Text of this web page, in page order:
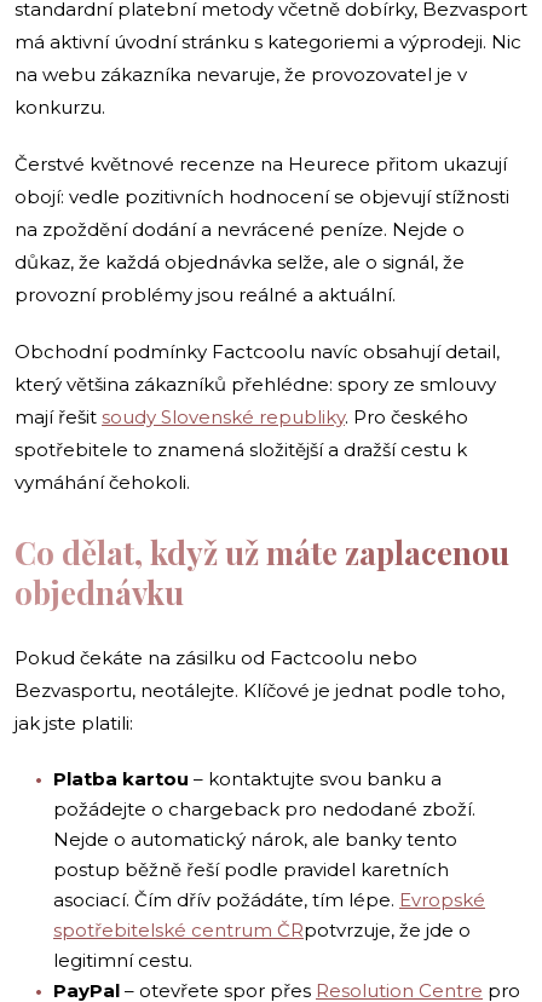
standardní platební metody včetně dobírky, Bezvasport
má aktivní úvodní stránku s kategoriemi a výprodeji. Nic
na webu zákazníka nevaruje, že provozovatel je v
konkurzu.
Čerstvé květnové recenze na Heurece přitom ukazují
obojí: vedle pozitivních hodnocení se objevují stížnosti
na zpoždění dodání a nevrácené peníze. Nejde o
důkaz, že každá objednávka selže, ale o signál, že
provozní problémy jsou reálné a aktuální.
Obchodní podmínky Factcoolu navíc obsahují detail,
který většina zákazníků přehlédne: spory ze smlouvy
mají řešit soudy Slovenské republiky. Pro českého
spotřebitele to znamená složitější a dražší cestu k
vymáhání čehokoli.
Co dělat, když už máte zaplacenou
objednávku
Pokud čekáte na zásilku od Factcoolu nebo
Bezvasportu, neotálejte. Klíčové je jednat podle toho,
jak jste platili:
Platba kartou – kontaktujte svou banku a
požádejte o chargeback pro nedodané zboží.
Nejde o automatický nárok, ale banky tento
postup běžně řeší podle pravidel karetních
asociací. Čím dřív požádáte, tím lépe. Evropské
spotřebitelské centrum ČRpotvrzuje, že jde o
legitimní cestu.
PayPal – otevřete spor přes Resolution Centre pro